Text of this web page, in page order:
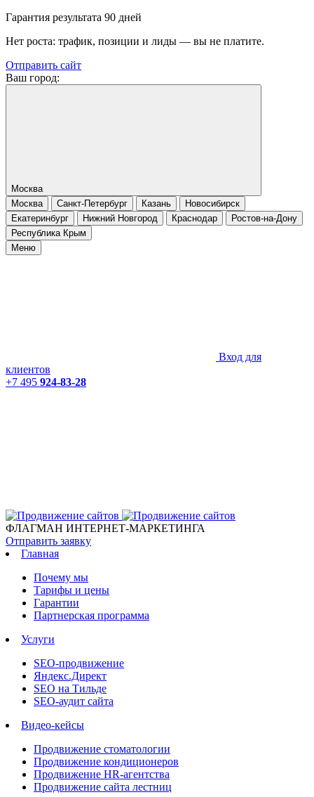
Гарантия результата 90 дней
Нет роста: трафик, позиции и лиды — вы не платите.
Отправить сайт
Ваш город:
Москва
Москва
Санкт-Петербург Казань
Новосибирск
Екатеринбург
Нижний Новгород Краснодар
Ростов-на-Дону
Республика Крым
Меню
Вход для
клиентов
+7 495 924-83-28
ФЛАГМАН ИНТЕРНЕТ-МАРКЕТИНГА
Отправить заявку
Главная
Почему мы
Тарифы и цены
Гарантии
Партнерская программа
Услуги
SEO-продвижение
Яндекс.Директ
SEO на Тильде
SEO-аудит сайта
Видео-кейсы
Продвижение стоматологии
Продвижение кондиционеров
Продвижение HR-агентства
Продвижение сайта лестниц